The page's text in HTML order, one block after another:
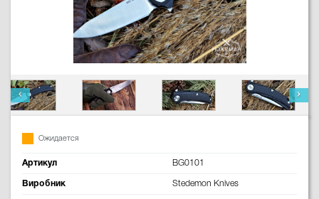
Ожидается
Артикул BG0101
Виробник Stedemon Knives